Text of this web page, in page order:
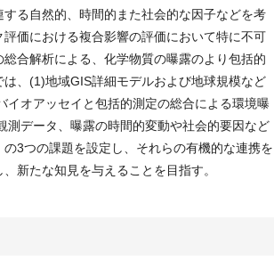
る自然的、時間的また社会的な因子などを考
価における複合影響の評価において特に不可
合解析による、化学物質の曝露のより包括的
、(1)地域GIS詳細モデルおよび地球規模など
オアッセイと包括的測定の総合による環境曝
データ、曝露の時間的変動や社会的要因など
3つの課題を設定し、それらの有機的な連携を
新たな知見を与えることを目指す。